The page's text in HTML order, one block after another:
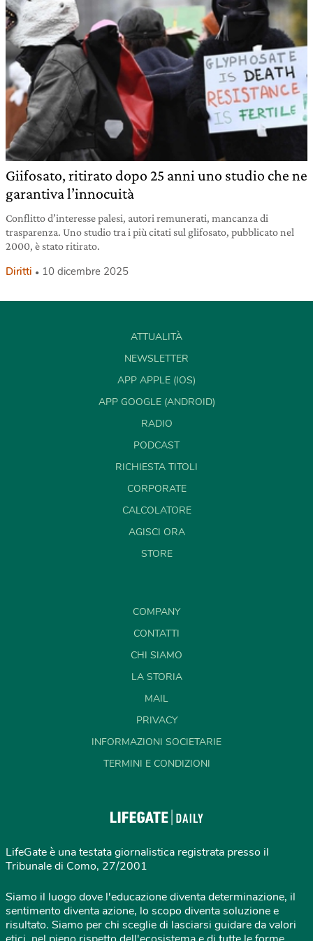
Giifosato, ritirato dopo 25 anni uno studio che ne
garantiva l’innocuità
Conflitto d’interesse palesi, autori remunerati, mancanza di
trasparenza. Uno studio tra i più citati sul glifosato, pubblicato nel
2000, è stato ritirato.
Diritti 10 dicembre 2025
ATTUALITÀ
NEWSLETTER
APP APPLE (IOS)
APP GOOGLE (ANDROID)
RADIO
PODCAST
RICHIESTA TITOLI
CORPORATE
CALCOLATORE
AGISCI ORA
STORE
COMPANY
CONTATTI
CHI SIAMO
LA STORIA
MAIL
PRIVACY
INFORMAZIONI SOCIETARIE
TERMINI E CONDIZIONI
LifeGate è una testata giornalistica registrata presso il
Tribunale di Como, 27/2001
Siamo il luogo dove l'educazione diventa determinazione, il
sentimento diventa azione, lo scopo diventa soluzione e
risultato. Siamo per chi sceglie di lasciarsi guidare da valori